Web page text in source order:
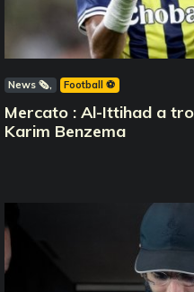
News 🗞️ Football ⚽️
Mercato : Al-Ittihad a
Karim Benzema